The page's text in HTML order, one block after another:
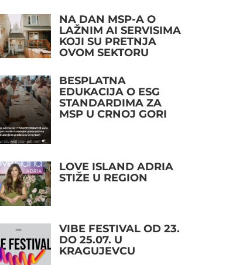
NA DAN MSP-A O
LAŽNIM AI SERVISIMA
KOJI SU PRETNJA
OVOM SEKTORU
BESPLATNA
EDUKACIJA O ESG
STANDARDIMA ZA
MSP U CRNOJ GORI
LOVE ISLAND ADRIA
STIŽE U REGION
VIBE FESTIVAL OD 23.
DO 25.07. U
KRAGUJEVCU